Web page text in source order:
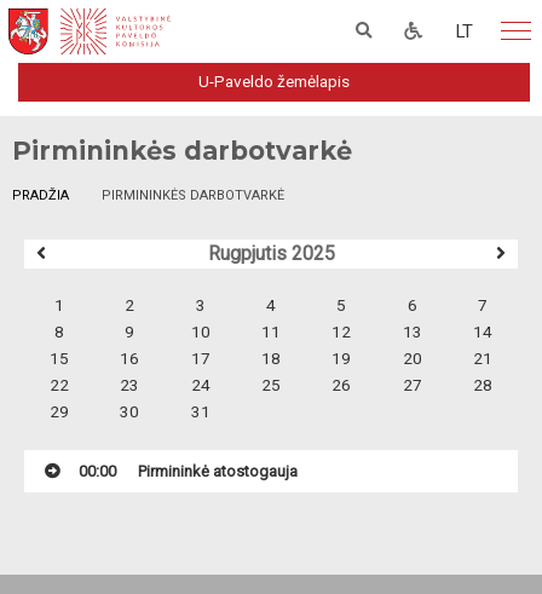
LT
U-Paveldo žemėlapis
Pirmininkės darbotvarkė
PRADŽIA PIRMININKĖS DARBOTVARKĖ
Rugpjutis 2025
1 2 3 4 5 6
7
8
9 10 11 12 13
14
15
16 17 18 19 20
21
22
23 24 25 26 27
28
29
30 31
00:00 Pirmininkė atostogauja